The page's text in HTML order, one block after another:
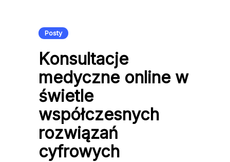
Posty
Konsultacje
medyczne online w
świetle
współczesnych
rozwiązań
cyfrowych